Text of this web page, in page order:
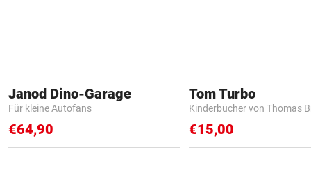
Janod Dino-Garage
Für kleine Autofans
€64,90
Tom Turbo
Kinderbücher von Thomas
€15,00